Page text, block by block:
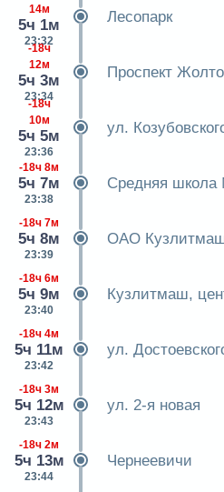
14м
5ч 1м
23:32
Лесопарк
-18ч
12м
5ч 3м
23:34
Проспект
-18ч
10м
5ч 5м
23:36
ул.
-18ч 8м
5ч 7м
23:38
Средняя
-18ч 7м
5ч 8м
23:39
ОАО
-18ч 6м
5ч 9м
23:40
Кузлитмаш,
-18ч 4м
5ч 11м
23:42
ул.
-18ч 3м
5ч 12м
23:43
ул. 2-я новая
-18ч 2м
5ч 13м
23:44
Чернеевичи